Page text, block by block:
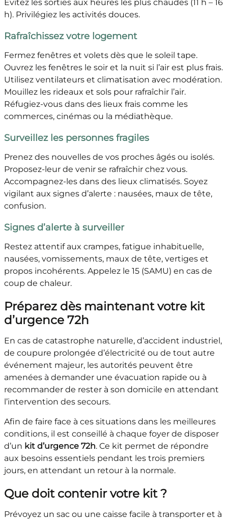
Évitez les sorties aux heures les plus chaudes (11 h – 16
h). Privilégiez les activités douces.
Rafraîchissez votre logement
Fermez fenêtres et volets dès que le soleil tape.
Ouvrez les fenêtres le soir et la nuit si l’air est plus frais.
Utilisez ventilateurs et climatisation avec modération.
Mouillez les rideaux et sols pour rafraîchir l’air.
Réfugiez-vous dans des lieux frais comme les
commerces, cinémas ou la médiathèque.
Surveillez les personnes fragiles
Prenez des nouvelles de vos proches âgés ou isolés.
Proposez-leur de venir se rafraîchir chez vous.
Accompagnez-les dans des lieux climatisés. Soyez
vigilant aux signes d’alerte : nausées, maux de tête,
confusion.
Signes d’alerte à surveiller
Restez attentif aux crampes, fatigue inhabituelle,
nausées, vomissements, maux de tête, vertiges et
propos incohérents. Appelez le 15 (SAMU) en cas de
coup de chaleur.
Préparez dès maintenant votre kit
d’urgence 72h
En cas de catastrophe naturelle, d’accident industriel,
de coupure prolongée d’électricité ou de tout autre
événement majeur, les autorités peuvent être
amenées à demander une évacuation rapide ou à
recommander de rester à son domicile en attendant
l’intervention des secours.
Afin de faire face à ces situations dans les meilleures
conditions, il est conseillé à chaque foyer de disposer
d’un kit d’urgence 72h. Ce kit permet de répondre
aux besoins essentiels pendant les trois premiers
jours, en attendant un retour à la normale.
Que doit contenir votre kit ?
Prévoyez un sac ou une caisse facile à transporter et à